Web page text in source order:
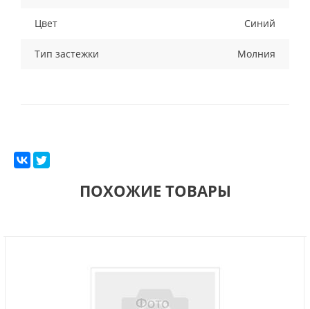
Цвет Синий
Тип застежки Молния
ПОХОЖИЕ ТОВАРЫ